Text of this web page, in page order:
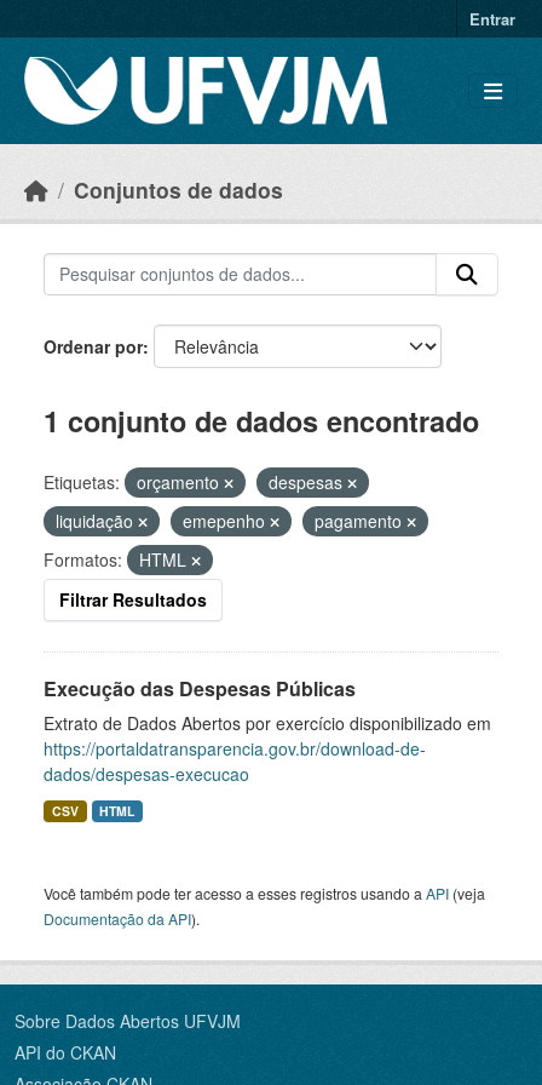
Entrar
Conjuntos de dados
Ordenar por
1 conjunto de dados encontrado
Etiquetas: orçamento
despesas
liquidação
emepenho
pagamento
Formatos:
HTML
Filtrar Resultados
Execução das Despesas Públicas
Extrato de Dados Abertos por exercício disponibilizado em
https://portaldatransparencia.gov.br/download-de-
dados/despesas-execucao
CSV HTML
Você também pode ter acesso a esses registros usando a API (veja
Documentação da API).
Sobre Dados Abertos UFVJM
API do CKAN